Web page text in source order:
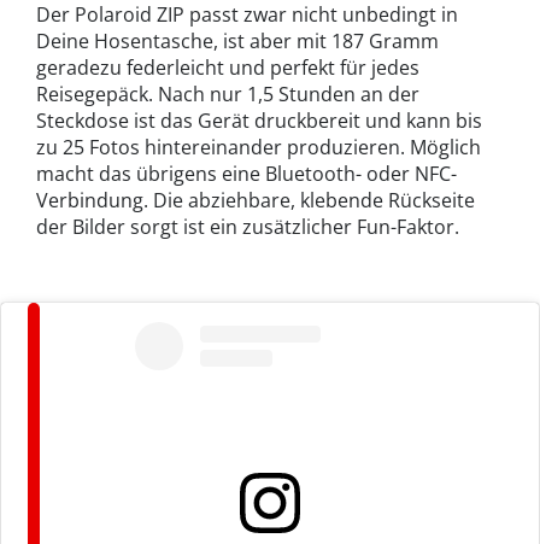
Der Polaroid ZIP passt zwar nicht unbedingt in
Deine Hosentasche, ist aber mit 187 Gramm
geradezu federleicht und perfekt für jedes
Reisegepäck. Nach nur 1,5 Stunden an der
Steckdose ist das Gerät druckbereit und kann bis
zu 25 Fotos hintereinander produzieren. Möglich
macht das übrigens eine Bluetooth- oder NFC-
Verbindung. Die abziehbare, klebende Rückseite
der Bilder sorgt ist ein zusätzlicher Fun-Faktor.